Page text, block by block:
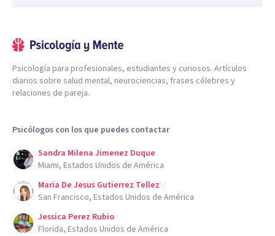
Psicología para profesionales, estudiantes y curiosos. Artículos
diarios sobre salud mental, neurociencias, frases célebres y
relaciones de pareja.
Psicólogos con los que puedes contactar
Sandra Milena Jimenez Duque
Miami, Estados Unidos de América
Maria De Jesus Gutierrez Tellez
San Francisco, Estados Unidos de América
Jessica Perez Rubio
Florida, Estados Unidos de América